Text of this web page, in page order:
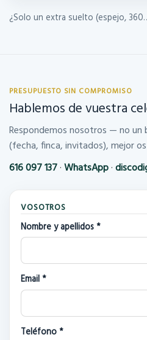
¿Solo un extra suelto (espejo,
PRESUPUESTO SIN COMPROMISO
Hablemos de vuestra
Respondemos nosotros — no
(fecha, finca, invitados), mejor
616 097 137·WhatsApp·
VOSOTROS
Nombre y apellidos *
Email *
Teléfono *